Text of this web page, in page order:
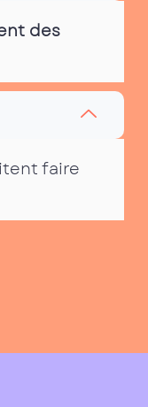
des
faire